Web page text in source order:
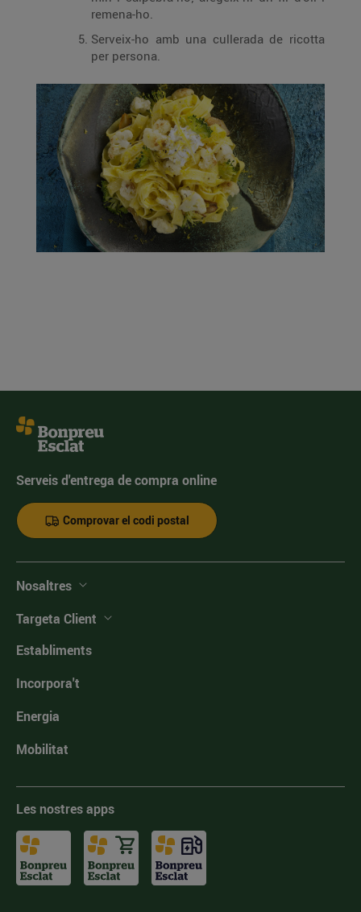
remena-ho.
Serveix-ho amb una cullerada de ricotta
per persona.
Serveis d'entrega de compra online
Comprovar el codi postal
Nosaltres
Targeta Client
Establiments
Incorpora't
Energia
Mobilitat
Les nostres apps